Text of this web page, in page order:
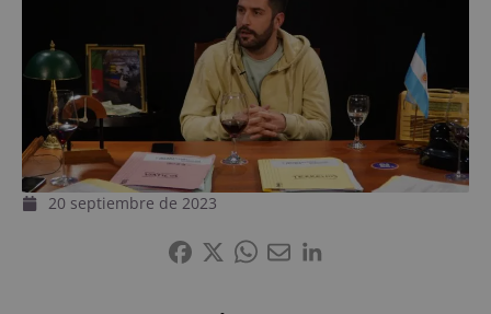
20 septiembre de 2023